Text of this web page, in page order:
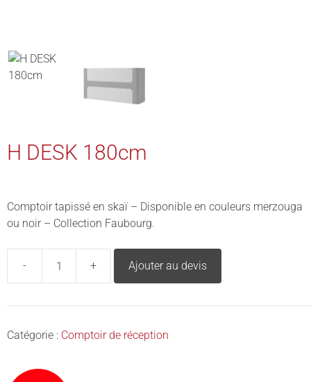
H DESK 180cm
Comptoir tapissé en skaï – Disponible en couleurs merzouga
ou noir – Collection Faubourg.
- + Ajouter au devis
Catégorie : Comptoir de réception